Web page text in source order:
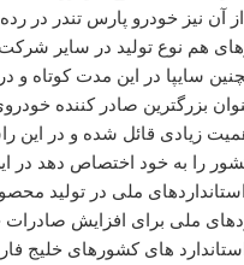
آن نیز خودرو پارس تندر در رده
هم نوع تولید در سایر
سایپا در این مدت کوتاه و
بزرگترین صادر کننده
را به خود اختصاص دهد در
ملی در تولید
ملی برای افزایش صادرات
های کشورهای خلیج